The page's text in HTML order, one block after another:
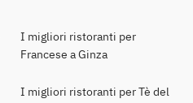
I migliori ristoranti per
Francese a Ginza
I migliori ristoranti per Tè del